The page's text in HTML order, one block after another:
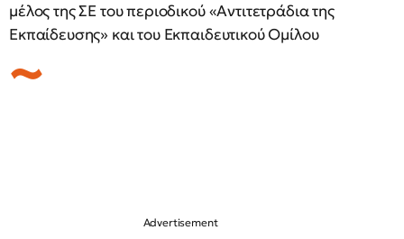
μέλος της ΣΕ του περιοδικού «Αντιτετράδια της
Εκπαίδευσης» και του Εκπαιδευτικού Ομίλου